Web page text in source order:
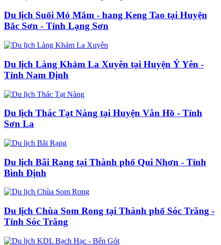
Du lịch Suối Mỏ Mắm - hang Keng Tao tại Huyện
Bắc Sơn - Tỉnh Lạng Sơn
Du lịch Làng Khảm La Xuyên tại Huyện Ý Yên -
Tỉnh Nam Định
Du lịch Thác Tạt Nàng tại Huyện Vân Hồ - Tỉnh
Sơn La
Du lịch Bãi Rạng tại Thành phố Qui Nhơn - Tỉnh
Bình Định
Du lịch Chùa Som Rong tại Thành phố Sóc Trăng -
Tỉnh Sóc Trăng